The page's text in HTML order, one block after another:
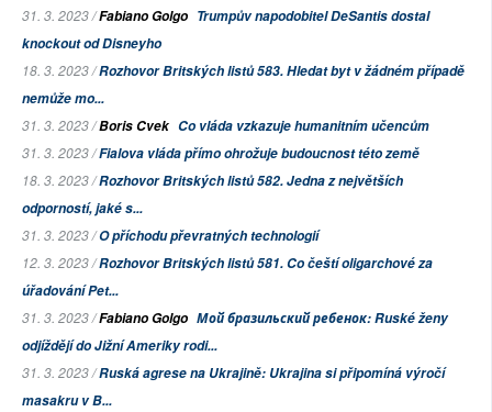
31. 3. 2023 /Fabiano Golgo Trumpův napodobitel DeSantis dostal
knockout od Disneyho
18. 3. 2023 /Rozhovor Britských listů 583. Hledat byt v žádném případě
nemůže mo...
31. 3. 2023 /Boris Cvek Co vláda vzkazuje humanitním učencům
31. 3. 2023 /Fialova vláda přímo ohrožuje budoucnost této země
18. 3. 2023 /Rozhovor Britských listů 582. Jedna z největších
odporností, jaké s...
31. 3. 2023 /O příchodu převratných technologií
12. 3. 2023 /Rozhovor Britských listů 581. Co čeští oligarchové za
úřadování Pet...
31. 3. 2023 /Fabiano Golgo Мой бразильский ребенок: Ruské ženy
odjíždějí do Jižní Ameriky rodi...
31. 3. 2023 /Ruská agrese na Ukrajině: Ukrajina si připomíná výročí
masakru v B...